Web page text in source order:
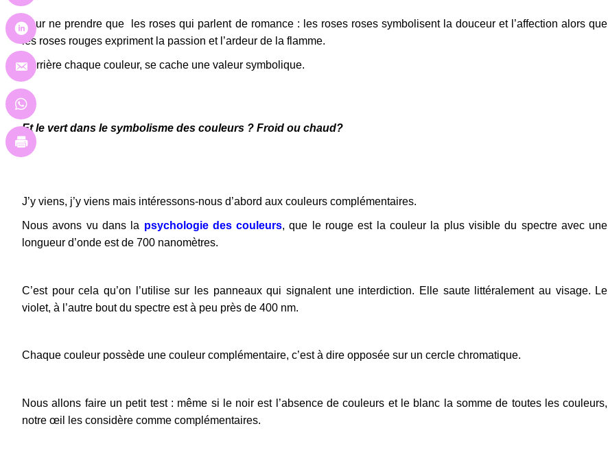
Pour ne prendre que les roses qui parlent de romance : les roses roses symbolisent la douceur et l’affection alors que
les roses rouges expriment la passion et l’ardeur de la flamme.
Derrière chaque couleur, se cache une valeur symbolique.
Et le vert dans le symbolisme des couleurs ? Froid ou chaud?
J’y viens, j’y viens mais intéressons-nous d’abord aux couleurs complémentaires.
Nous avons vu dans la psychologie des couleurs, que le rouge est la couleur la plus visible du spectre avec une
longueur d’onde est de 700 nanomètres.
C’est pour cela qu’on l’utilise sur les panneaux qui signalent une interdiction. Elle saute littéralement au visage. Le
violet, à l’autre bout du spectre est à peu près de 400 nm.
Chaque couleur possède une couleur complémentaire, c’est à dire opposée sur un cercle chromatique.
Nous allons faire un petit test : même si le noir est l’absence de couleurs et le blanc la somme de toutes les couleurs,
notre œil les considère comme complémentaires.